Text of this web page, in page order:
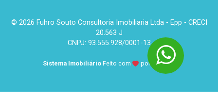
© 2026 Fuhro Souto Consultoria Imobiliaria Ltda - Epp - CRECI
20.563 J
CNPJ: 93.555.928/0001-13
Sistema Imobiliário Feito com por KUROLE